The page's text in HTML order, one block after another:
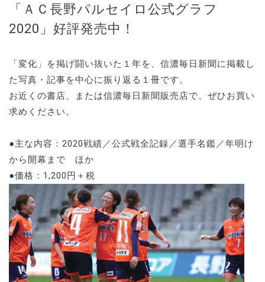
「ＡＣ長野パルセイロ公式グラフ
2020」好評発売中！
「変化」を掲げ闘い抜いた１年を、信濃毎日新聞に掲載し
た写真・記事を中心に振り返る１冊です。
お近くの書店、または信濃毎日新聞販売店で、ぜひお買い
求めください。
●主な内容：2020戦績／公式戦全記録／選手名鑑／年明け
から開幕まで ほか
●価格：1,200円＋税